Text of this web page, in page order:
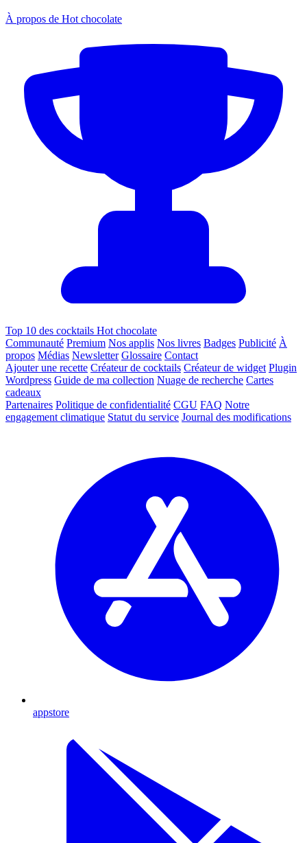
À propos de Hot chocolate
Top 10 des cocktails Hot chocolate
Communauté Premium Nos applis Nos livres Badges Publicité À
propos Médias Newsletter Glossaire Contact
Ajouter une recette Créateur de cocktails Créateur de widget Plugin
Wordpress Guide de ma collection Nuage de recherche Cartes
cadeaux
Partenaires Politique de confidentialité CGU FAQ Notre
engagement climatique Statut du service Journal des modifications
appstore